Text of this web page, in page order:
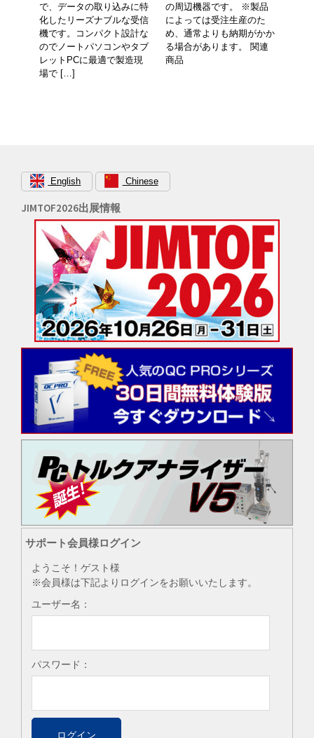
で、データの取り込みに特
化したリーズナブルな受信
機です。コンパクト設計な
のでノートパソコンやタブ
レットPCに最適で製造現
場で […]
の周辺機器です。 ※製品
によっては受注生産のた
め、通常よりも納期がかか
る場合があります。 関連
商品
English Chinese
JIMTOF2026出展情報
サポート会員様ログイン
ようこそ！ゲスト様
※会員様は下記よりログインをお願いいたします。
ユーザー名：
パスワード：